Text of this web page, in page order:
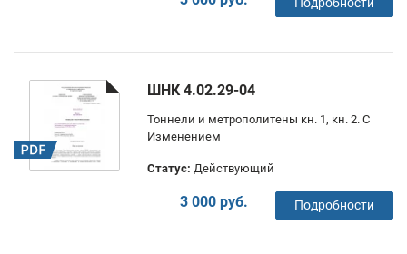
ШНК 4.02.29-04
Тоннели и метрополитены кн. 1, кн. 2. С
Изменением
Статус: Действующий
3 000 руб. Подробности